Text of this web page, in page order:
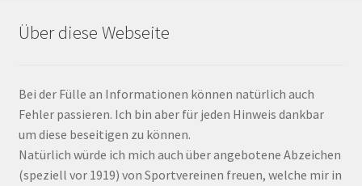
Über diese Webseite
Bei der Fülle an Informationen können natürlich auch
Fehler passieren. Ich bin aber für jeden Hinweis dankbar
um diese beseitigen zu können.
Natürlich würde ich mich auch über angebotene Abzeichen
(speziell vor 1919) von Sportvereinen freuen, welche mir in